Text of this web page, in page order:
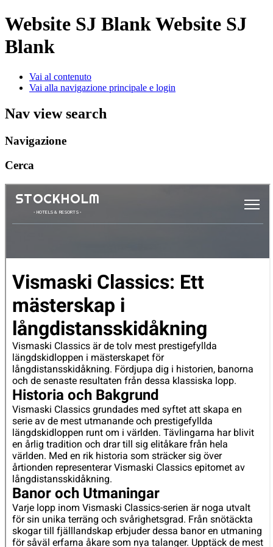
Website SJ BlankWebsite SJ
Blank
Vai al contenuto
Vai alla navigazione principale e login
Nav view search
Navigazione
Cerca